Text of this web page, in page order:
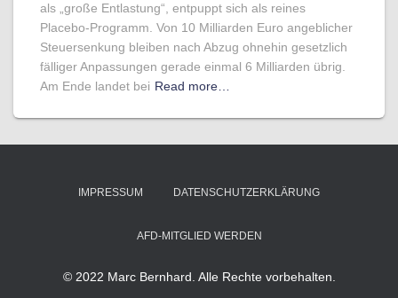
als „große Entlastung“, entpuppt sich als reines
Placebo-Programm. Von 10 Milliarden Euro angeblicher
Steuersenkung bleiben nach Abzug ohnehin gesetzlich
fälliger Anpassungen gerade einmal 6 Milliarden übrig.
Am Ende landet bei Read more…
IMPRESSUM DATENSCHUTZERKLÄRUNG
AFD-MITGLIED WERDEN
© 2022 Marc Bernhard. Alle Rechte vorbehalten.